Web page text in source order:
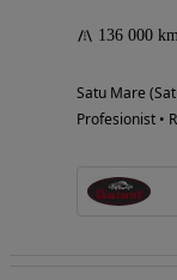
136 000 km
Satu Mare
Profesionist •